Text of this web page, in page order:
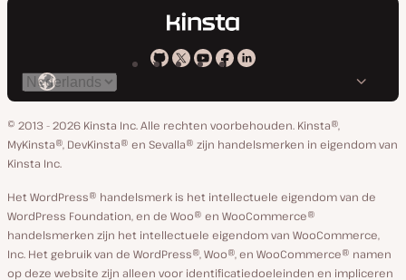
Kinsta
GitHub
Kinsta
X
Kinsta
YouTube
Kinsta
Facebook
Kinsta
Linkedin
Selecteer
taal
© 2013 - 2026 Kinsta Inc. Alle rechten voorbehouden. Kinsta®,
MyKinsta®, DevKinsta® en Sevalla® zijn handelsmerken in eigendom van
Kinsta Inc.
Het WordPress® handelsmerk is het intellectuele eigendom van de
WordPress Foundation, en de Woo® en WooCommerce®
handelsmerken zijn het intellectuele eigendom van WooCommerce,
Inc. Het gebruik van de WordPress®, Woo®, en WooCommerce® namen
op deze website zijn alleen voor identificatiedoeleinden en impliceren